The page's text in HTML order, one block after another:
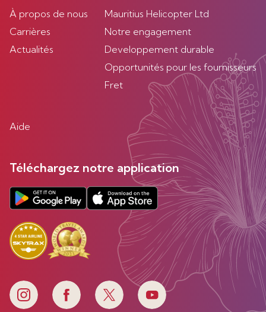
À propos de nous
Carrières
Actualités
Mauritius Helicopter Ltd
Notre engagement
Developpement durable
Opportunités pour les fournisseurs
Fret
Aide
Téléchargez notre application